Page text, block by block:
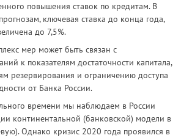
повышения ставок по кредитам. В
ключевая ставка до конца года,
до 7,5%.
мер может быть связан с
к показателям достаточности капитала,
резервирования и ограничению доступа
от Банка России.
времени мы наблюдаем в России
континентальной (банковской) модели в
Однако кризис 2020 года проявился в